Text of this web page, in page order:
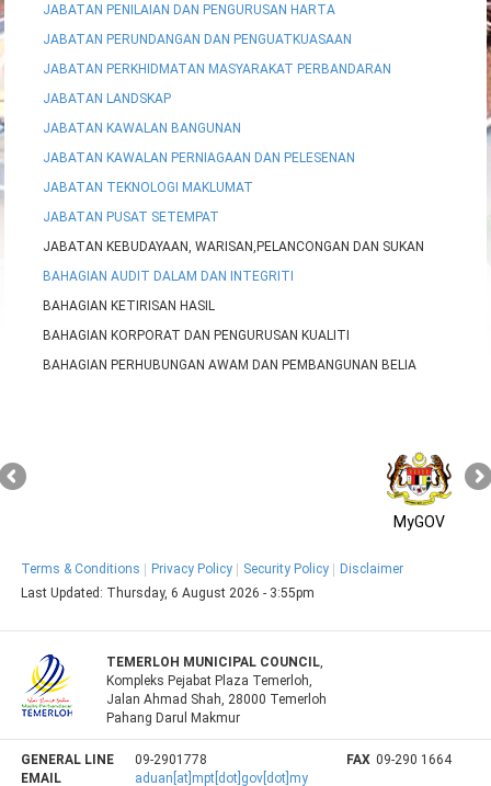
JABATAN PENILAIAN DAN PENGURUSAN HARTA
JABATAN PERUNDANGAN DAN PENGUATKUASAAN
JABATAN PERKHIDMATAN MASYARAKAT PERBANDARAN
JABATAN LANDSKAP
JABATAN KAWALAN BANGUNAN
JABATAN KAWALAN PERNIAGAAN DAN PELESENAN
JABATAN TEKNOLOGI MAKLUMAT
JABATAN PUSAT SETEMPAT
JABATAN KEBUDAYAAN, WARISAN,PELANCONGAN DAN SUKAN
BAHAGIAN AUDIT DALAM DAN INTEGRITI
BAHAGIAN KETIRISAN HASIL
BAHAGIAN KORPORAT DAN PENGURUSAN KUALITI
BAHAGIAN PERHUBUNGAN AWAM DAN PEMBANGUNAN BELIA
MyGOV
Terms & Conditions Privacy Policy Security Policy
Disclaimer
Last Updated: Thursday, 6 August 2026 - 3:55pm
TEMERLOH MUNICIPAL COUNCIL,
Kompleks Pejabat Plaza Temerloh,
Jalan Ahmad Shah, 28000 Temerloh
Pahang Darul Makmur
GENERAL LINE 09-2901778 FAX 09-290 1664
EMAIL
aduan[at]mpt[dot]gov[dot]my